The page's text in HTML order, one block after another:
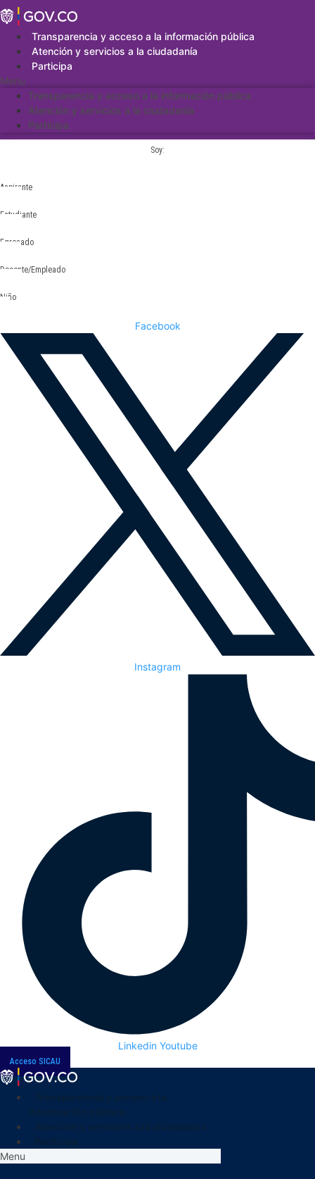
Saltar
al
contenidoTransparencia y acceso a la información pública
Atención y servicios a la ciudadanía
Participa
Menu
Transparencia y acceso a la información pública
Atención y servicios a la ciudadanía
Participa
Soy:
Aspirante
Estudiante
Egresado
Docente/Empleado
Niño
Facebook
Instagram
Linkedin Youtube
Acceso SICAU
Menu